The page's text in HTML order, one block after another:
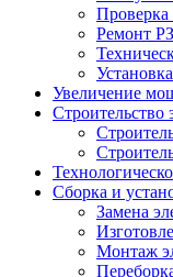
Ремонт
Увеличение
Строительство
Сборка и
Замена
Монтаж